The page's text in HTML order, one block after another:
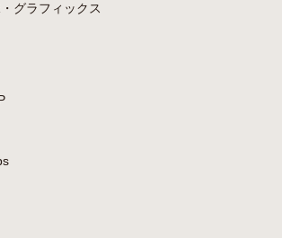
グラフィックス